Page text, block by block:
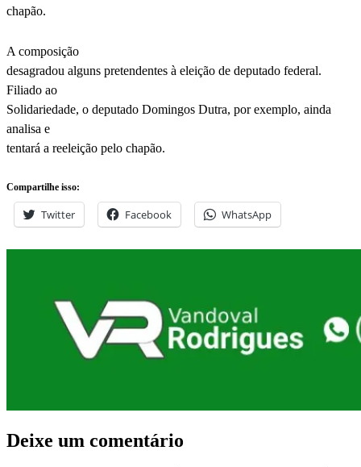
chapão.
A composição
desagradou alguns pretendentes à eleição de deputado federal.
Filiado ao
Solidariedade, o deputado Domingos Dutra, por exemplo, ainda
analisa e
tentará a reeleição pelo chapão.
Compartilhe isso:
Twitter Facebook WhatsApp
Deixe um comentário